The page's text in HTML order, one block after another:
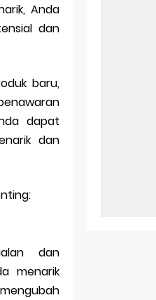
Anda
dan
baru,
dapat
dan
dan
menarik